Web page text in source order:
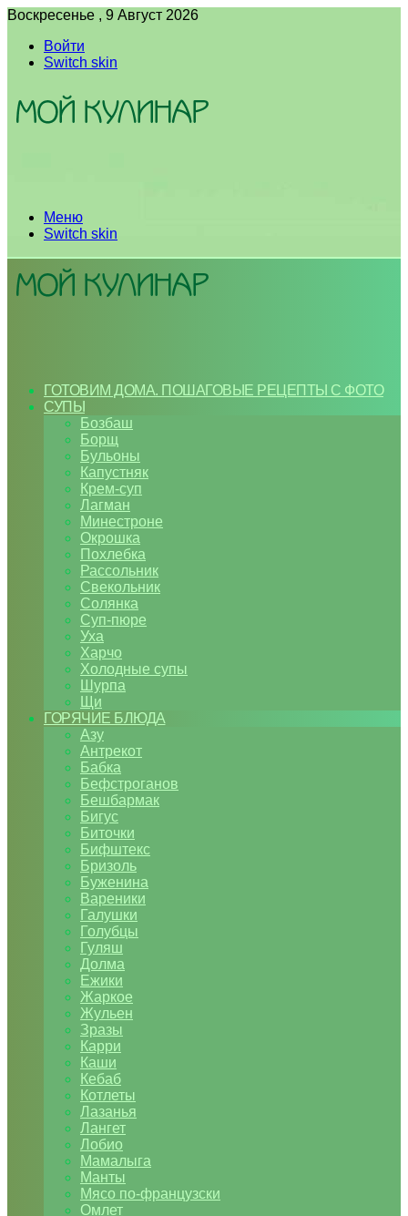
Воскресенье , 9 Август 2026
Войти
Switch skin
Меню
Switch skin
ГОТОВИМ ДОМА. ПОШАГОВЫЕ РЕЦЕПТЫ С ФОТО
СУПЫ
Бозбаш
Борщ
Бульоны
Капустняк
Крем-суп
Лагман
Минестроне
Окрошка
Похлебка
Рассольник
Свекольник
Солянка
Суп-пюре
Уха
Харчо
Холодные супы
Шурпа
Щи
ГОРЯЧИЕ БЛЮДА
Азу
Антрекот
Бабка
Бефстроганов
Бешбармак
Бигус
Биточки
Бифштекс
Бризоль
Буженина
Вареники
Галушки
Голубцы
Гуляш
Долма
Ежики
Жаркое
Жульен
Зразы
Карри
Каши
Кебаб
Котлеты
Лазанья
Лангет
Лобио
Мамалыга
Манты
Мясо по-французски
Омлет